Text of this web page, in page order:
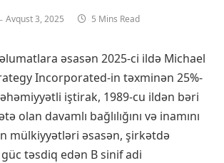
Avqust 3, 2025 5 Mins Read
əsasən 2025-ci ildə Michael
Incorporated-in təxminən 25%-
iştirak, 1989-cu ildən bəri
olan davamlı bağlılığını və inamını
mülkiyyətləri əsasən, şirkətdə
təsdiq edən B sinif adi